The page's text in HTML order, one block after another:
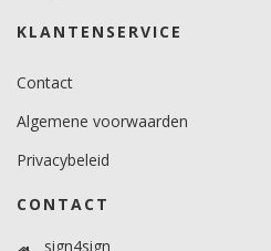
KLANTENSERVICE
Contact
Algemene voorwaarden
Privacybeleid
CONTACT
sign4sign